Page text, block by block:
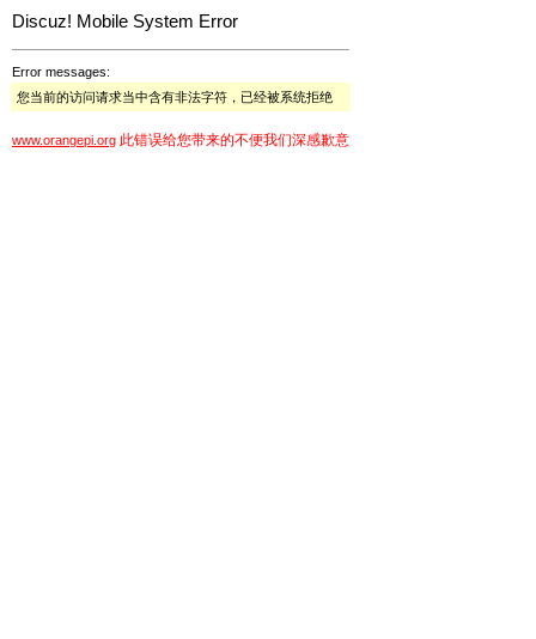
Discuz! Mobile System Error
Error messages:
您当前的访问请求当中含有非法字符，已经被系统拒绝
www.orangepi.org 此错误给您带来的不便我们深感歉意